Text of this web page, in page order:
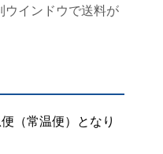
インドウで送料が
（常温便）となり